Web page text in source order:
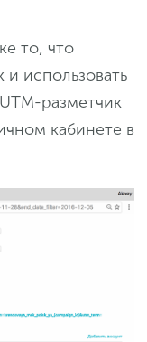
то, что
и использовать
разметчик
кабинете в